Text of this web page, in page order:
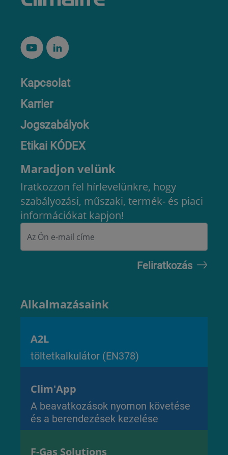
Kapcsolat
Karrier
Jogszabályok
Etikai KÓDEX
Maradjon velünk
Iratkozzon fel hírlevelünkre, hogy
szabályozási, műszaki, termék- és piaci
információkat kapjon!
Alkalmazásaink
A2L
töltetkalkulátor (EN378)
Clim'App
A beavatkozások nyomon követése
és a berendezések kezelése
F-Gas Solutions